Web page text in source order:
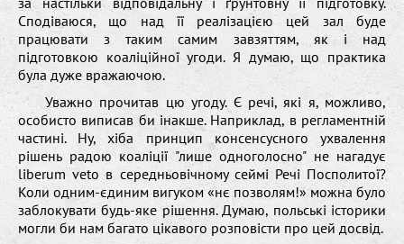
Сподіваюся, що над її реалізацією цей зал буде
працювати з таким самим завзяттям, як і над
підготовкою коаліційної угоди. Я думаю, що практика
була дуже вражаючою.
Уважно прочитав цю угоду. Є речі, які я, можливо,
особисто виписав би інакше. Наприклад, в регламентній
частині. Ну, хіба принцип консенсусного ухвалення
рішень радою коаліції "лише одноголосно" не нагадує
liberum veto в середньовічному сеймі Речі Посполитої?
Коли одним-єдиним вигуком «нє позволям!» можна було
заблокувати будь-яке рішення. Думаю, польські історики
могли би нам багато цікавого розповісти про цей досвід.